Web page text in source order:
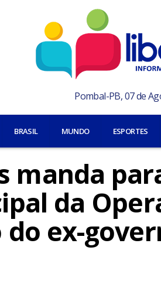
Pombal-PB, 07 de
BRASIL MUNDO ESPORTES
da
ex-